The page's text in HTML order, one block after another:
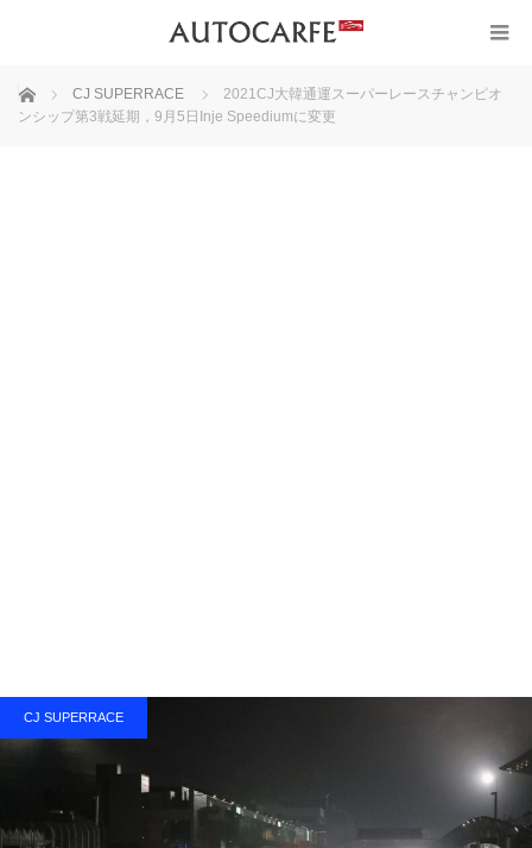
ホーム CJ SUPERRACE
2021CJ大韓通運スーパーレースチャンピオ
ンシップ第3戦延期，9月5日Inje Speediumに変更
CJ SUPERRACE